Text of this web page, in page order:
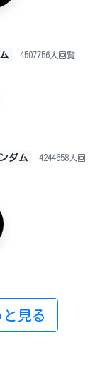
4507756人回覧
ダム 4244658人回
見る